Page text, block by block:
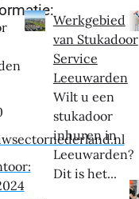
Werkgebied
van Stukadoor
Service
Leeuwarden
Wilt u een
stukadoor
inhuren in
Leeuwarden?
Dit is het...